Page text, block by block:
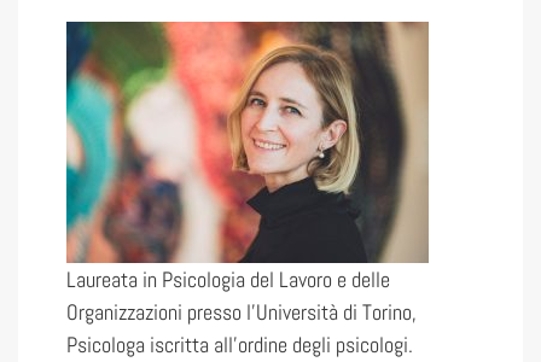
Laureata in Psicologia del Lavoro e delle
Organizzazioni presso l’Università di Torino,
Psicologa iscritta all’ordine degli psicologi.